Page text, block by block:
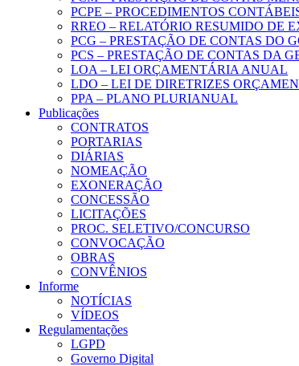
PCPE – PROCEDIMENTOS
RREO – RELATÓRIO RESUMIDO DE
PCG – PRESTAÇÃO DE CONTAS DO
PCS – PRESTAÇÃO DE CONTAS DA
LOA – LEI ORÇAMENTÁRIA ANUAL
LDO – LEI DE DIRETRIZES
PPA – PLANO PLURIANUAL
Publicações
CONTRATOS
PORTARIAS
DIÁRIAS
NOMEAÇÃO
EXONERAÇÃO
CONCESSÃO
LICITAÇÕES
PROC. SELETIVO/CONCURSO
CONVOCAÇÃO
OBRAS
CONVÊNIOS
Informe
NOTÍCIAS
VÍDEOS
Regulamentações
LGPD
Governo Digital